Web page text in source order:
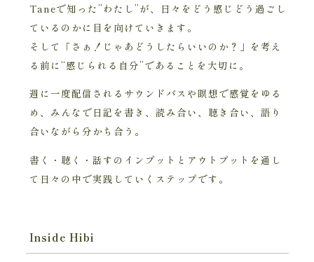
Taneで知った”わたし”が、日々をどう感じどう過ごし
ているのかに目を向けていきます。
そして「さぁ！じゃあどうしたらいいのか？」を考え
る前に“感じられる自分”であることを大切に。
週に一度配信されるサウンドバスや瞑想で感覚をゆる
め、みんなで日記を書き、読み合い、聴き合い、語り
合いながら分かち合う。
書く・聴く・話すのインプットとアウトプットを通し
て日々の中で実践していくステップです。
Inside Hibi